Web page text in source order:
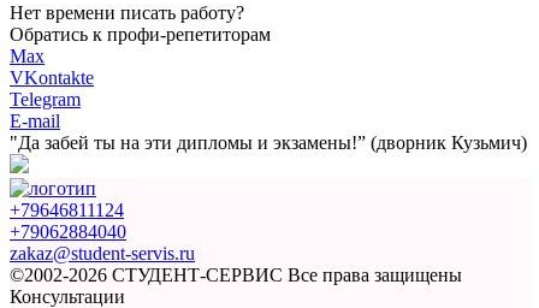
Нет времени писать работу?
Обратись к профи-репетиторам
Max
VKontakte
Telegram
E-mail
"Да забей ты на эти дипломы и экзамены!” (дворник Кузьмич)
+79646811124
+79062884040
zakaz@student-servis.ru
©2002-2026 СТУДЕНТ-СЕРВИС Все права защищены
Консультации